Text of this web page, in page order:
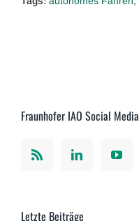
Fraunhofer IAO Social Media
Letzte Beiträge